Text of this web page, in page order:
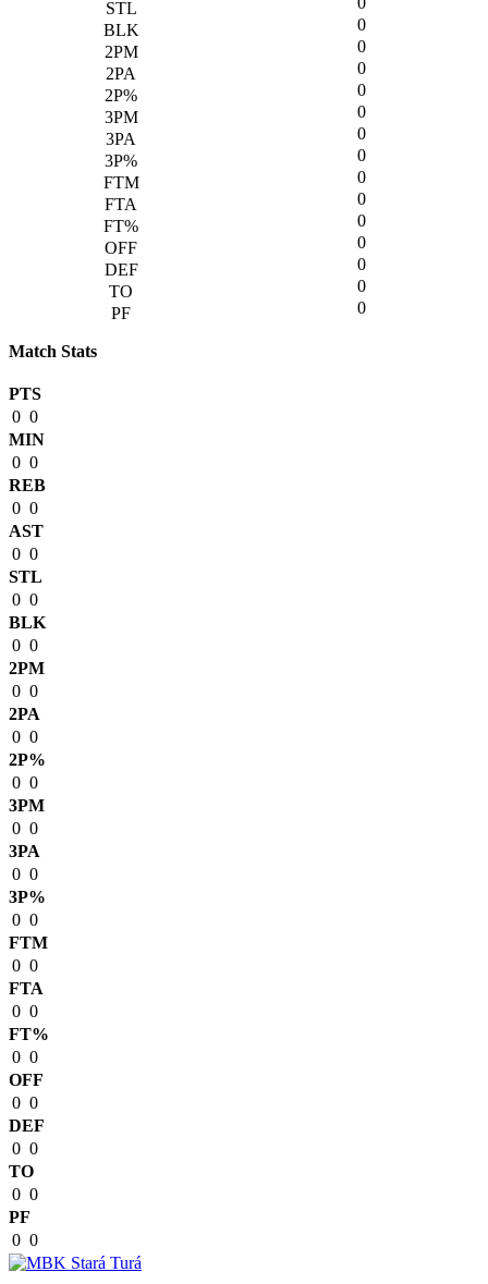
0
0
0
0
0
0
0
0
0
0
0
0
0
0
Match Stats
PTS
0 0
MIN
0 0
REB
0 0
AST
0 0
STL
0 0
BLK
0 0
2PM
0 0
2PA
0 0
2P%
0 0
3PM
0 0
3PA
0 0
3P%
0 0
FTM
0 0
FTA
0 0
FT%
0 0
OFF
0 0
DEF
0 0
TO
0 0
PF
0 0